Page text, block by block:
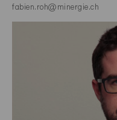
fabien.roh@minergie.ch